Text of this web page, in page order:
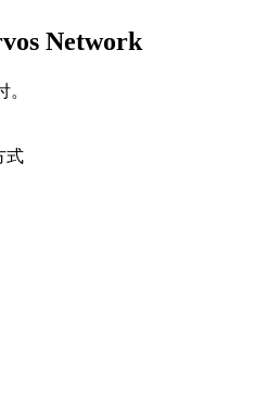
Network
式